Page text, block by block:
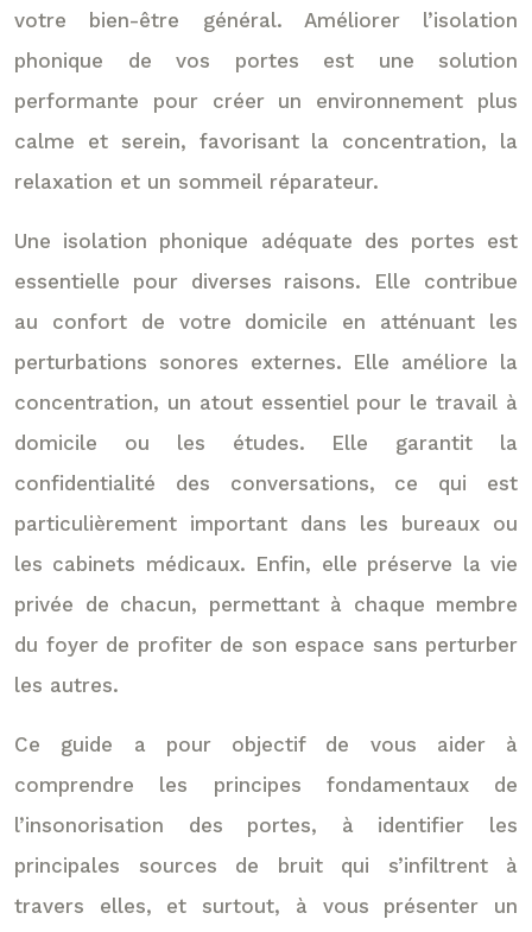
votre bien-être général. Améliorer l’isolation
phonique de vos portes est une solution
performante pour créer un environnement plus
calme et serein, favorisant la concentration, la
relaxation et un sommeil réparateur.
Une isolation phonique adéquate des portes est
essentielle pour diverses raisons. Elle contribue
au confort de votre domicile en atténuant les
perturbations sonores externes. Elle améliore la
concentration, un atout essentiel pour le travail à
domicile ou les études. Elle garantit la
confidentialité des conversations, ce qui est
particulièrement important dans les bureaux ou
les cabinets médicaux. Enfin, elle préserve la vie
privée de chacun, permettant à chaque membre
du foyer de profiter de son espace sans perturber
les autres.
Ce guide a pour objectif de vous aider à
comprendre les principes fondamentaux de
l’insonorisation des portes, à identifier les
principales sources de bruit qui s’infiltrent à
travers elles, et surtout, à vous présenter un